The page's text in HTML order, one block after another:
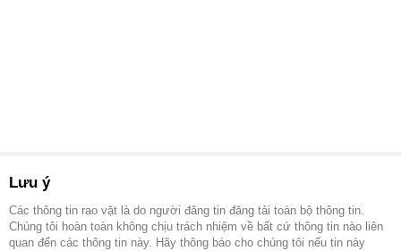
Lưu ý
Các thông tin rao vặt là do người đăng tin đăng tải toàn bộ thông tin.
Chúng tôi hoàn toàn không chịu trách nhiệm về bất cứ thông tin nào liên
quan đến các thông tin này. Hãy thông báo cho chúng tôi nếu tin này